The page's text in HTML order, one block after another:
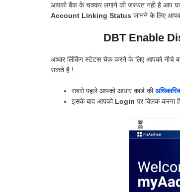
आपको बैंक के चक्कर लगाने की जरूरत नही है आप
Account Linking Status जानने के लिए
DBT Enable
आधार लिंकिंग स्टेटस चेक करने के लिए आपको नीचे
सकते है !
सबसे पहले आपको आधार कार्ड की
इसके बाद आपको Login पर क्लिक करना